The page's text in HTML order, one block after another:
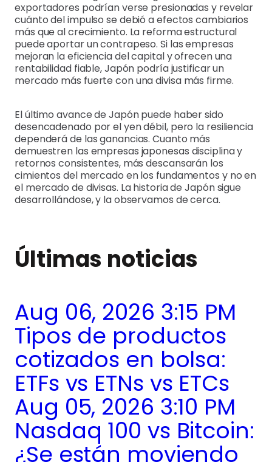
exportadores podrían verse presionadas y revelar
cuánto del impulso se debió a efectos cambiarios
más que al crecimiento. La reforma estructural
puede aportar un contrapeso. Si las empresas
mejoran la eficiencia del capital y ofrecen una
rentabilidad fiable, Japón podría justificar un
mercado más fuerte con una divisa más firme.
El último avance de Japón puede haber sido
desencadenado por el yen débil, pero la resiliencia
dependerá de las ganancias. Cuanto más
demuestren las empresas japonesas disciplina y
retornos consistentes, más descansarán los
cimientos del mercado en los fundamentos y no en
el mercado de divisas. La historia de Japón sigue
desarrollándose, y la observamos de cerca.
Últimas noticias
Aug 06, 2026 3:15 PM
Tipos de productos
cotizados en bolsa:
ETFs vs ETNs vs ETCs
Aug 05, 2026 3:10 PM
Nasdaq 100 vs Bitcoin:
¿Se están moviendo